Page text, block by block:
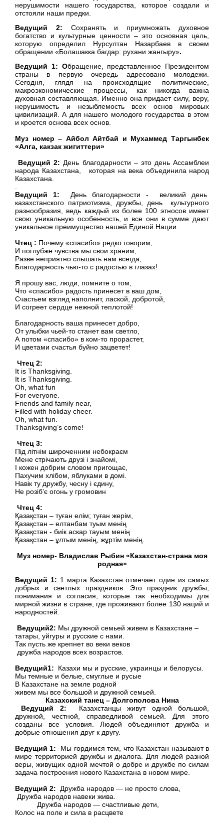
нерушимости нашего государства, которое создали и
отстояли наши предки.
Ведущий 2: Сохранять и приумножать духовное
богатство и культурные ценности – это основная цель,
которую определил Нурсултан Назарбаев в своем
обращении «Болашакка багдар: рухани жангыру».
Ведущий 1: Обращение, представленное Президентом
страны в первую очередь адресовано молодежи.
Сегодня, глядя на происходящие политические,
макроэкономические процессы, как никогда важна
духовная составляющая. Именно она придает силу, веру,
нерушимость и незыблемость всех основ мировых
цивилизаций. А для нашего молодого государства в этом
и кроется основа всех основ.
Муз номер – Айбол Айтбай и Мухаммед Таргынбек
«Алга, какзак жигиттери»
Ведущий 2: День благодарности – это день Ассамблеи
народа Казахстана, которая на века объединила народ
Казахстана.
.
Ведущий 1: День благодарности - великий день
казахстанского патриотизма, дружбы, день культурного
разнообразия, ведь каждый из более 100 этносов имеет
свою уникальную особенность, и все они в сумме дают
уникальное преимущество нашей Единой Нации.
Чтец : Почему «спасибо» редко говорим,
И поглубже чувства мы свои храним,
Разве неприятно слышать нам всегда,
Благодарность чью-то с радостью в глазах!
Я прошу вас, люди, помните о том,
Что «спасибо» радость принесет в ваш дом,
Счастьем взгляд наполнит, лаской, добротой,
И согреет сердце нежной теплотой!
Благодарность ваша принесет добро,
От улыбки чьей-то станет вам светло,
А потом «спасибо» в ком-то прорастет,
И цветами счастья буйно зацветет!
Чтец 2:
It is Thanksgiving.
It is Thanksgiving.
Oh, what fun
For everyone.
Friends and family near,
Filled with holiday cheer.
Oh, what fun.
Thanksgiving’s come!
Чтец 3:
Під літнім широченним небокраєм
Мене стрічають друзі і знайомі,
І кожен добрим словом пригощає,
Пахучим хлібом, яблуками в домі.
Навік ту дружбу, чесну і єдину,
Не розіб’є огонь у громовин
Чтец 4:
Қазақстан – туған елім; туған жерім,
Қазақстан – елтанбам туым менің
Қазақстан - биік аскар тауым менің
Қазақстан – ұлтым менің, жұртім менің.
Муз номер- Владислав Рыбин «Казахстан-страна моя
родная»
Ведущий 1: 1 марта Казахстан отмечает один из самых
добрых и светлых праздников. Это праздник дружбы,
понимания и согласия, которые так необходимы для
мирной жизни в стране, где проживают более 130 наций и
народностей.
Ведущий2: Мы дружной семьей живем в Казахстане –
татары, уйгуры и русские с нами.
Так пусть же крепнет во веки веков
дружба народов всех возрастов.
Ведущий1: Казахи мы и русские, украинцы и белорусы.
Мы темные и белые, смуглые и русые
В Казахстане на земле родной
живем мы все большой и дружной семьей.
Казахский танец – Долгополова Нина
Ведущий 2: Казахстанцы живут одной большой,
дружной, честной, справедливой семьей. Для этого
созданы все условия. Людей объединяют дружба и
добрые отношения друг к другу.
Ведущий 1: Мы гордимся тем, что Казахстан называют в
мире территорией дружбы и диалога. Для людей разной
веры, живущих одной мечтой о добре и дружбе по силам
задача построения нового Казахстана в новом мире.
Ведущий 2: Дружба народов — не просто слова,
Дружба народов навеки жива.
Дружба народов — счастливые дети,
Колос на поле и сила в расцвете